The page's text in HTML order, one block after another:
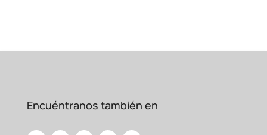
Encuéntranos también en